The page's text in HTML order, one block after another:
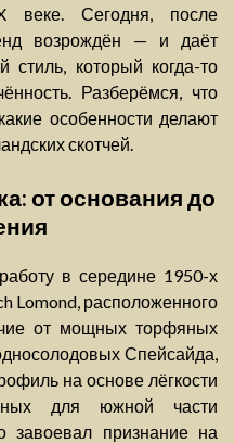
веке. Сегодня, после
возрождён — и даёт
стиль, который когда-то
Разберёмся, что
особенности делают
скотчей.
от основания до
в середине 1950-х
Lomond, расположенного
от мощных торфяных
Спейсайда,
на основе лёгкости
для южной части
завоевал признание на